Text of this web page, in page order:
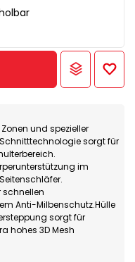
und spezieller
sorgt für
im
schnellen
Anti-Milbenschutz.Hülle
sorgt für
hohes 3D Mesh